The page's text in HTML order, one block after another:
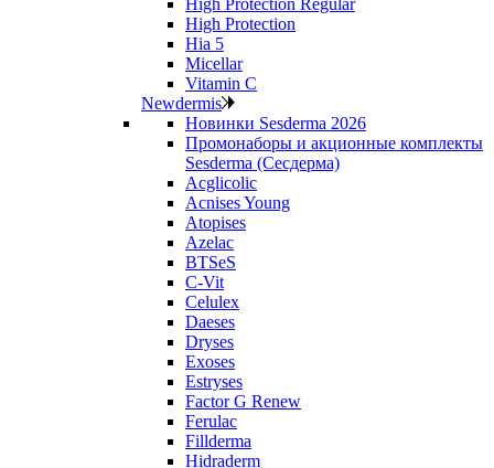
High Protection
Hia 5
Micellar
Vitamin C
Newdermis
Новинки Sesderma 2026
Промонаборы и акционные комплекты
Sesderma (Сесдерма)
Acglicolic
Acnises Young
Atopises
Azelac
BTSeS
C‑Vit
Celulex
Daeses
Dryses
Exoses
Estryses
Factor G Renew
Ferulac
Fillderma
Hidraderm